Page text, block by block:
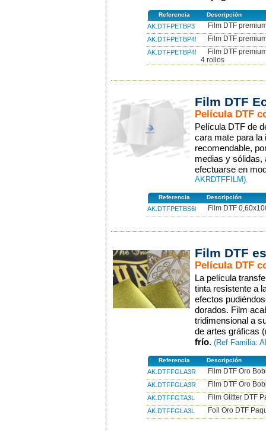
Referencia Descripción
AK.DTFPETBP37 Film DTF
AK.DTFPETBP45 Film DTF
AK.DTFPETBP45.4
Film DTF
4 rollos
Film DTF
Película DTF
Película DTF de
cara mate para la
recomendable,
medias y sólidas,
efectuarse en
AKRDTFFILM).
Referencia Descripción
AK.DTFPETBS60 Film DTF
Film DTF
Película DTF
La película
tinta resistente a
efectos
dorados. Film
tridimensional a
de artes gráficas
frío. (Ref Familia:
Referencia Descripción
AK.DTFFGLA3R10 Film DTF Oro
AK.DTFFGLA3R100 Film DTF Oro
AK.DTFFGTA3L Film Glitter DTF
AK.DTFFGLA3L Foil Oro DTF